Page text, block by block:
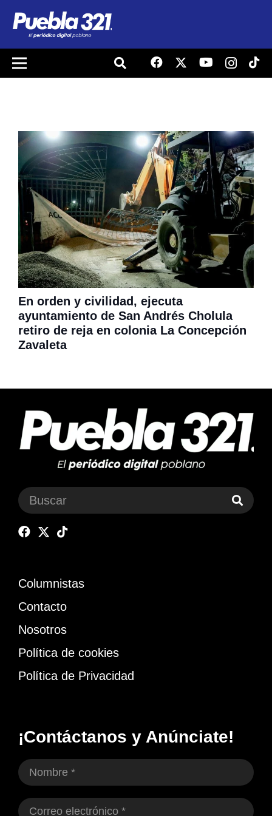
En orden y civilidad, ejecuta
ayuntamiento de San Andrés Cholula
retiro de reja en colonia La Concepción
Zavaleta
Columnistas
Contacto
Nosotros
Política de cookies
Política de Privacidad
¡Contáctanos y Anúnciate!